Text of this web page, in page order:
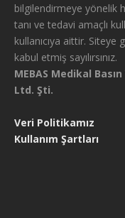
bilgilendirmeye yönelik
tanı ve tedavi amaçlı
kullanıcıya aittir. Siteye
kabul etmiş sayılırsınız.
MEBAS Medikal
Ltd. Şti.
Veri Politikamız
Kullanım Şartları